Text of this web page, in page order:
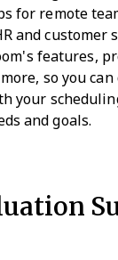
for remote
and customer
features,
so you
your
and goals.